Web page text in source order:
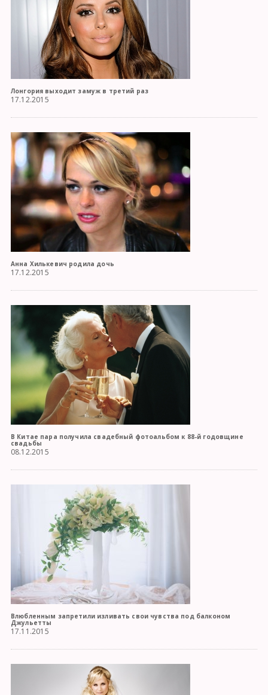
Лонгория выходит замуж в третий раз
17.12.2015
Анна Хилькевич родила дочь
17.12.2015
В Китае пара получила свадебный фотоальбом к 88-й годовщине
свадьбы
08.12.2015
Влюбленным запретили изливать свои чувства под балконом
Джульетты
17.11.2015